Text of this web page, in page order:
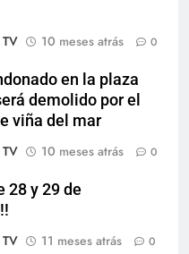
10 meses atrás 0
en la plaza
demolido por el
viña del mar
10 meses atrás 0
28 y 29 de
11 meses atrás 0